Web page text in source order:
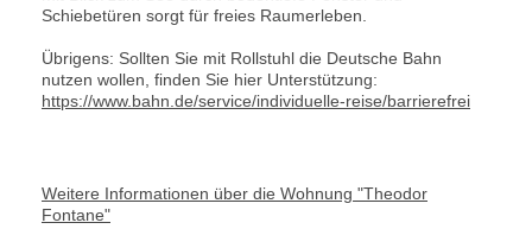
Schiebetüren sorgt für freies Raumerleben.
Übrigens: Sollten Sie mit Rollstuhl die Deutsche Bahn
nutzen wollen, finden Sie hier Unterstützung:
https://www.bahn.de/service/individuelle-reise/barrierefrei
Weitere Informationen über die Wohnung "Theodor
Fontane"